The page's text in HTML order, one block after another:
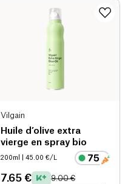
Vilgain
Huile d’olive extra
vierge en spray bio
200ml | 45.00 €/L
7.65 € 9.00 €